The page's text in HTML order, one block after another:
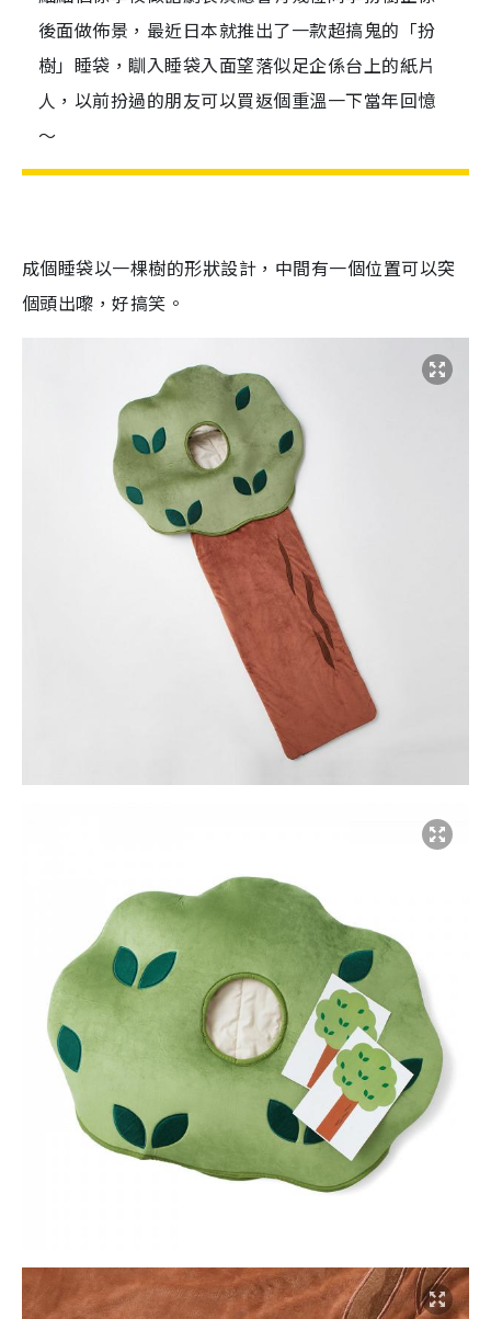
後面做佈景，最近日本就推出了一款超搞鬼的「扮
樹」睡袋，瞓入睡袋入面望落似足企係台上的紙片
人，以前扮過的朋友可以買返個重溫一下當年回憶
～
成個睡袋以一棵樹的形狀設計，中間有一個位置可以突
個頭出嚟，好搞笑。